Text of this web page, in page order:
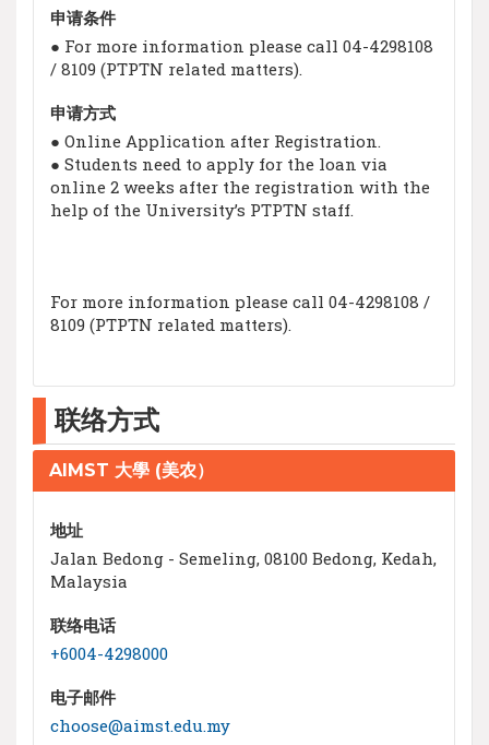
申请条件
● For more information please call 04-4298108
/ 8109 (PTPTN related matters).
申请方式
● Online Application after Registration.
● Students need to apply for the loan via
online 2 weeks after the registration with the
help of the University’s PTPTN staff.
For more information please call 04-4298108 /
8109 (PTPTN related matters).
联络方式
AIMST 大學 (美农）
地址
Jalan Bedong - Semeling, 08100 Bedong, Kedah,
Malaysia
联络电话
+6004-4298000
电子邮件
choose@aimst.edu.my